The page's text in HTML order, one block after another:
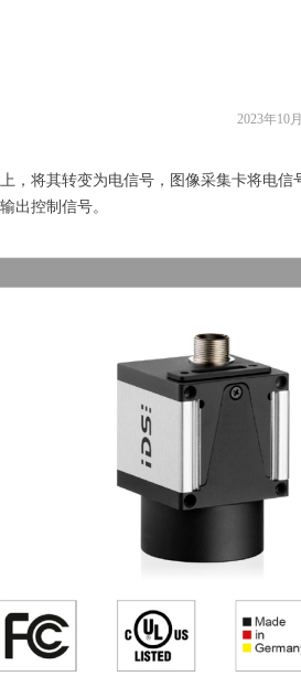
将其转变为电信号，图像采集卡将电信
出控制信号。
2023年10